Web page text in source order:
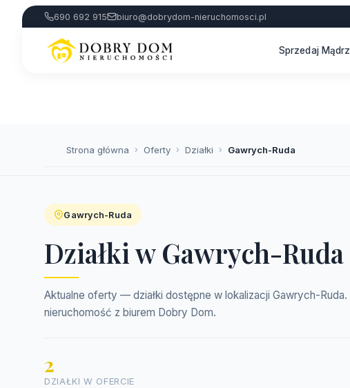
690 692 915 biuro@dobrydom-nieruchomosci.pl
Sprzedaj
Strona główna › Oferty › Działki › Gawrych-Ruda
Gawrych-Ruda
Działki w Gawrych-Ruda
Aktualne oferty — działki dostępne w lokalizacji Gawrych-Ruda.
nieruchomość z biurem Dobry Dom.
2
DZIAŁKI W OFERCIE